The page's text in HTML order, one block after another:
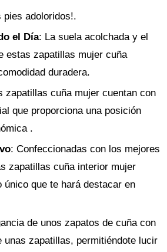
pies adoloridos!.
el Día: La suela acolchada y el
estas zapatillas mujer cuña
duradera.
zapatillas cuña mujer cuentan con
que proporciona una posición
.
: Confeccionadas con los mejores
zapatillas cuña interior mujer
único que te hará destacar en
de unos zapatos de cuña con
unas zapatillas, permitiéndote lucir